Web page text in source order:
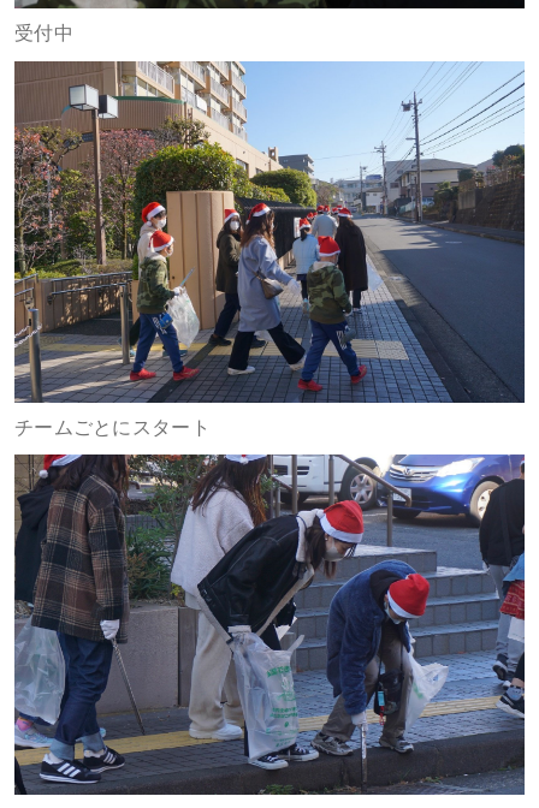
受付中
チームごとにスタート